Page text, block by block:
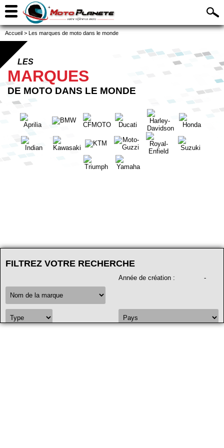
Accueil > Les marques de moto dans le monde
LES
MARQUES
DE MOTO DANS LE MONDE
FILTREZ VOTRE RECHERCHE
Année de création: -